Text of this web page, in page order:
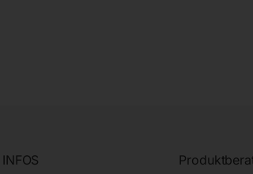
INFOS